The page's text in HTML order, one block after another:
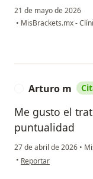
21 de mayo de 2026
• MisBrackets.mx -
Arturo m
Me gusto el
puntualidad
27 de abril de 2026 •
• en opinión del usuario
Reportar